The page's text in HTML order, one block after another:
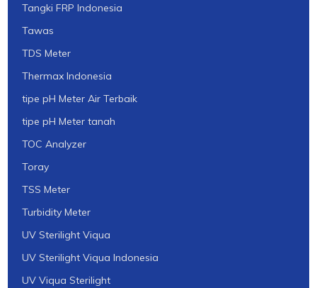
Tangki FRP Indonesia
Tawas
TDS Meter
Thermax Indonesia
tipe pH Meter Air Terbaik
tipe pH Meter tanah
TOC Analyzer
Toray
TSS Meter
Turbidity Meter
UV Sterilight Viqua
UV Sterilight Viqua Indonesia
UV Viqua Sterilight